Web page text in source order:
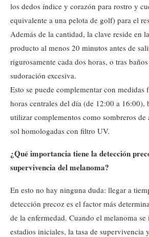
los dedos índice y corazón para rostro y
equivalente a una pelota de golf) para el
Además de la cantidad, la clave reside en
producto al menos 20 minutos antes de
rigurosamente cada dos horas, o tras
sudoración excesiva.
Esto se puede complementar con medidas
horas centrales del día (de 12:00 a 16:00),
utilizar complementos como sombreros de
sol homologadas con filtro UV.
¿Qué importancia tiene la detección
supervivencia del melanoma?
En esto no hay ninguna duda: llegar a
detección precoz es el factor más
de la enfermedad. Cuando el melanoma
estadios iniciales, la tasa de supervivencia